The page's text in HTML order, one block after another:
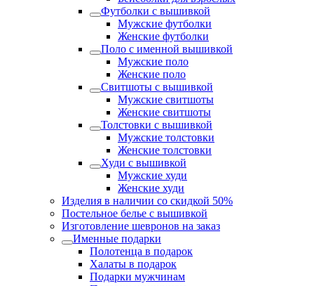
Футболки с вышивкой
Мужские футболки
Женские футболки
Поло с именной вышивкой
Мужские поло
Женские поло
Свитшоты с вышивкой
Мужские свитшоты
Женские свитшоты
Толстовки с вышивкой
Мужские толстовки
Женские толстовки
Худи с вышивкой
Мужские худи
Женские худи
Изделия в наличии со скидкой 50%
Постельное белье с вышивкой
Изготовление шевронов на заказ
Именные подарки
Полотенца в подарок
Халаты в подарок
Подарки мужчинам